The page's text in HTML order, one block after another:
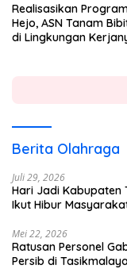
Realisasikan
Hejo, ASN Tanam
di Lingkungan
Berita Olahraga
Juli 29, 2026
Hari Jadi Kabupaten
Ikut Hibur
Mei 22, 2026
Ratusan Personel
Persib di